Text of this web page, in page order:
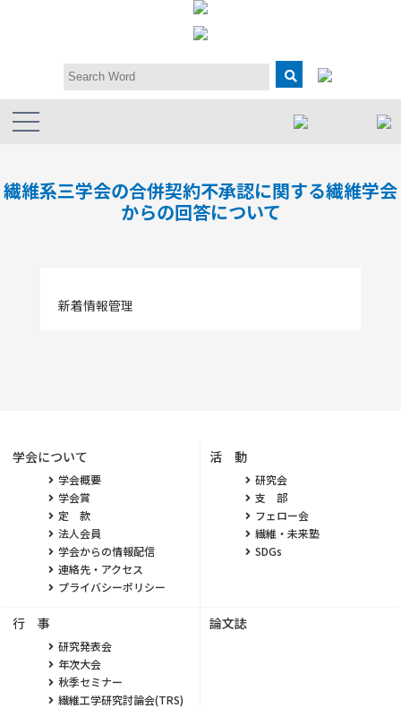
繊維系三学会の合併契約不承認に関する繊維学会
からの回答について
新着情報管理
学会について
学会概要
学会賞
定 款
法人会員
学会からの情報配信
連絡先・アクセス
プライバシーポリシー
活 動
研究会
支 部
フェロー会
繊維・未来塾
SDGs
行 事
研究発表会
年次大会
秋季セミナー
繊維工学研究討論会(TRS)
論文誌